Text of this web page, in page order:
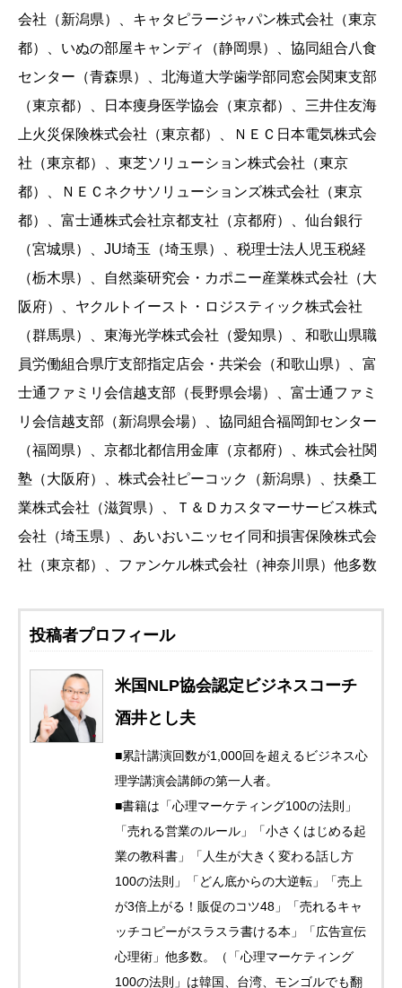
会社（新潟県）、キャタピラージャパン株式会社（東京
都）、いぬの部屋キャンディ（静岡県）、協同組合八食
センター（青森県）、北海道大学歯学部同窓会関東支部
（東京都）、日本痩身医学協会（東京都）、三井住友海
上火災保険株式会社（東京都）、ＮＥＣ日本電気株式会
社（東京都）、東芝ソリューション株式会社（東京
都）、ＮＥＣネクサソリューションズ株式会社（東京
都）、富士通株式会社京都支社（京都府）、仙台銀行
（宮城県）、JU埼玉（埼玉県）、税理士法人児玉税経
（栃木県）、自然薬研究会・カポニー産業株式会社（大
阪府）、ヤクルトイースト・ロジスティック株式会社
（群馬県）、東海光学株式会社（愛知県）、和歌山県職
員労働組合県庁支部指定店会・共栄会（和歌山県）、富
士通ファミリ会信越支部（長野県会場）、富士通ファミ
リ会信越支部（新潟県会場）、協同組合福岡卸センター
（福岡県）、京都北都信用金庫（京都府）、株式会社関
塾（大阪府）、株式会社ピーコック（新潟県）、扶桑工
業株式会社（滋賀県）、Ｔ＆Ｄカスタマーサービス株式
会社（埼玉県）、あいおいニッセイ同和損害保険株式会
社（東京都）、ファンケル株式会社（神奈川県）他多数
投稿者プロフィール
米国NLP協会認定ビジネスコーチ
酒井とし夫
■累計講演回数が1,000回を超えるビジネス心
理学講演会講師の第一人者。
■書籍は「心理マーケティング100の法則」
「売れる営業のルール」「小さくはじめる起
業の教科書」「人生が大きく変わる話し方
100の法則」「どん底からの大逆転」「売上
が3倍上がる！販促のコツ48」「売れるキャ
ッチコピーがスラスラ書ける本」「広告宣伝
心理術」他多数。（「心理マーケティング
100の法則」は韓国、台湾、モンゴルでも翻